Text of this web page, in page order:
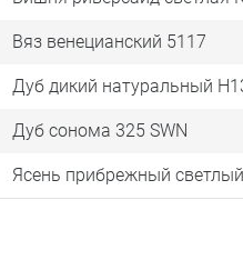
Вяз венецианский 5117
Дуб дикий натуральный
Дуб сонома 325 SWN
Ясень прибрежный